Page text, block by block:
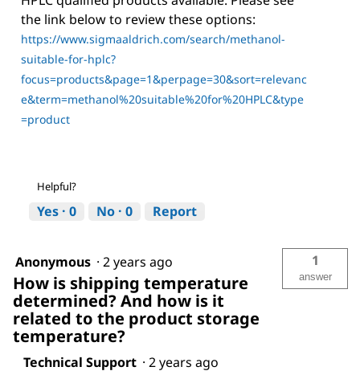
the link below to review these options:
https://www.sigmaaldrich.com/search/methanol-
suitable-for-hplc?
focus=products&page=1&perpage=30&sort=relevanc
e&term=methanol%20suitable%20for%20HPLC&type
=product
Helpful?
Yes · 0 No · 0 Report
Anonymous · 2 years ago
How is shipping temperature
determined? And how is it
related to the product storage
temperature?
1
answer
Technical Support · 2 years ago